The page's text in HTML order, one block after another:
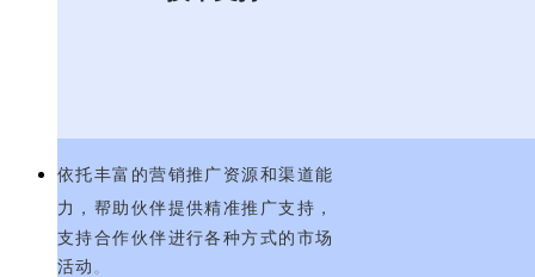
依托丰富的营销推广资源和渠道能
力，帮助伙伴提供精准推广支持，
支持合作伙伴进行各种方式的市场
活动 。